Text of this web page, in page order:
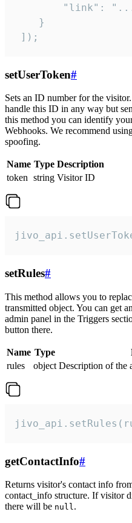
"link":
    }
]);
setUserToken#
Sets an ID number for the
handle this ID in any way but
this method you can identify
Webhooks. We recommend
spoofing.
Name Type Description
token string Visitor ID
setRules#
This method allows you to
transmitted object. You can get
admin panel in the Triggers
button there.
Name Type
rules
object Description of the
getContactInfo#
Returns visitor's contact info
contact_info structure. If visitor
there will be null.